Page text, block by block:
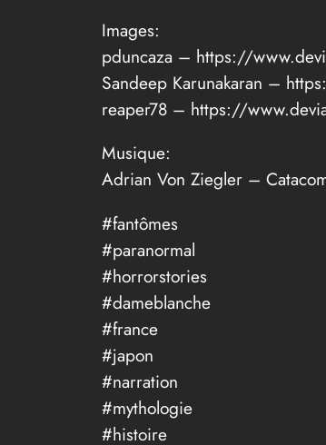
Images:
pduncaza – https://
Sandeep Karunakaran –
reaper78 – https://
Musique:
Adrian Von Ziegler –
#fantômes
#paranormal
#horrorstories
#dameblanche
#france
#japon
#narration
#mythologie
#histoire